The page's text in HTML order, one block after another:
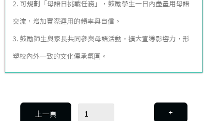
2. 可規劃「母語日挑戰任務」，鼓勵學生一日內盡量用母語
交流，增加實際運用的頻率與自信。
3. 鼓勵師生與家長共同參與母語活動，擴大宣導影響力，形
塑校內外一致的文化傳承氛圍。
上一頁 +